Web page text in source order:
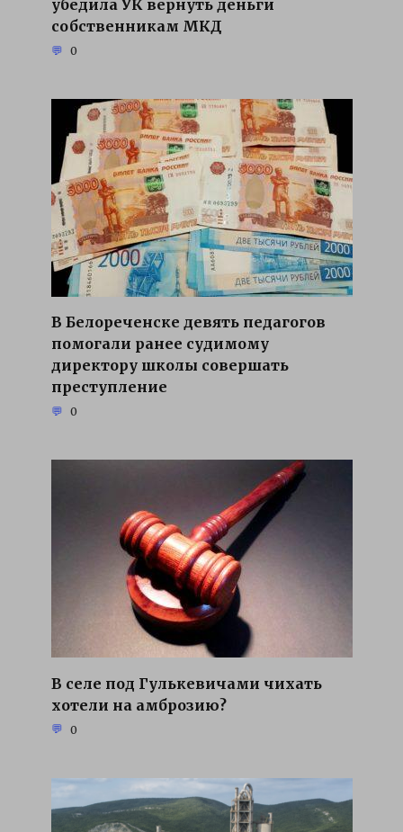
убедила УК вернуть деньги
собственникам МКД
0
В Белореченске девять педагогов
помогали ранее судимому
директору школы совершать
преступление
0
В селе под Гулькевичами чихать
хотели на амброзию?
0